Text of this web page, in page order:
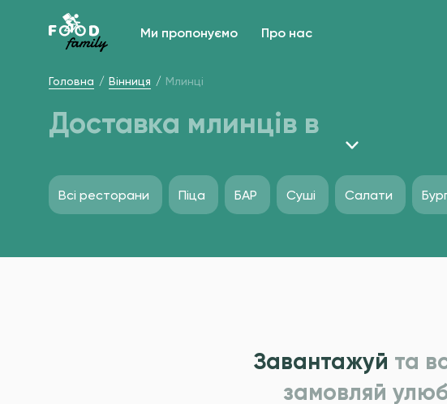
Ми пропонуємо Про нас
Головна Вінниця Млинці
Доставка млинців в
Всі ресторани Піца БАР Суші Салати
Завантажуй та
замовляй